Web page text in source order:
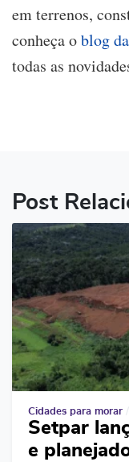
em terrenos,
conheça oblog
todas as
Post
Cidades para morar
Setpar
e